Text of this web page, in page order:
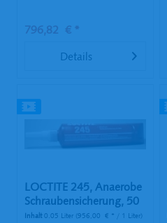
796,82 € *
Details
LOCTITE 245, Anaerobe
Schraubensicherung, 50
ml...
Inhalt0.05 Liter (956,00 € * / 1 Liter)